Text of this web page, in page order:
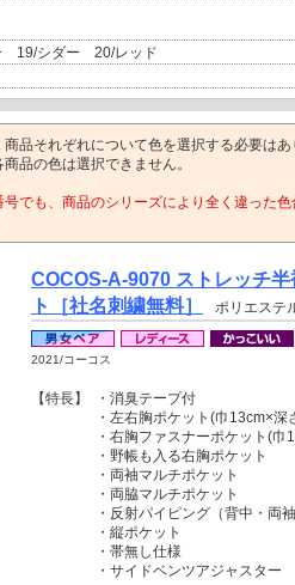
19/シダー 20/レッド
品それぞれについて色を選択する必要はあ
品の色は選択できません。
号でも、商品のシリーズにより全く違った
COCOS-A-9070 ストレッチ半
ト［社名刺繍無料］
ポリエステ
2021/コーコス
【特長】
・消臭テープ付
・左右胸ポケット(巾13cm×深
・右胸ファスナーポケット(巾
・野帳も入る右胸ポケット
・両袖マルチポケット
・両脇マルチポケット
・反射パイピング（背中・両袖
・縦ポケット
・帯無し仕様
・サイドベンツアジャスター